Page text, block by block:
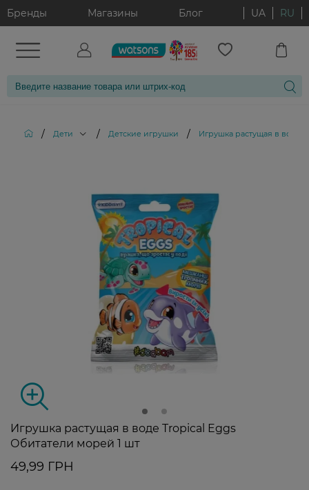
Бренды Магазины Блог UA RU
/ Дети / Детские игрушки / Игрушка растущая в воде
Игрушка растущая в воде Tropical Eggs
Обитатели морей 1 шт
49,99 ГРН